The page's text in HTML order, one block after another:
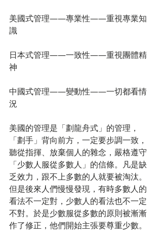
美國式管理——專業性——重視專業知
識
日本式管理——一致性——重視團體精
神
中國式管理——變動性——一切都看情
況
美國的管理是「劃龍舟式」的管理，
「劃手」背向前方，一定要步調一致，
聽從指揮、放棄個人的雜念，嚴格遵守
「少數人服從多數人」的信條。凡是缺
乏效力，跟不上多數的人就要被淘汰。
但是後來人們慢慢發現，有時多數人的
看法不一定對，少數人的看法也不一定
不對。於是少數服從多數的原則被漸漸
作了修正，他們開始主張要尊重少數。